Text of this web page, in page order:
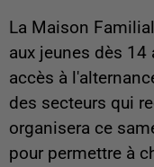
La Maison
aux jeunes dès
accès à
des secteurs qui
organisera ce
pour permettre à